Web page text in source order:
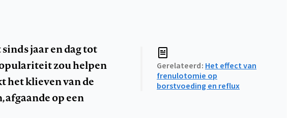
jaar en dag tot
zou helpen
het klieven van de
op een
Gerelateerd Het effect van
frenulotomie op
borstvoeding en reflux